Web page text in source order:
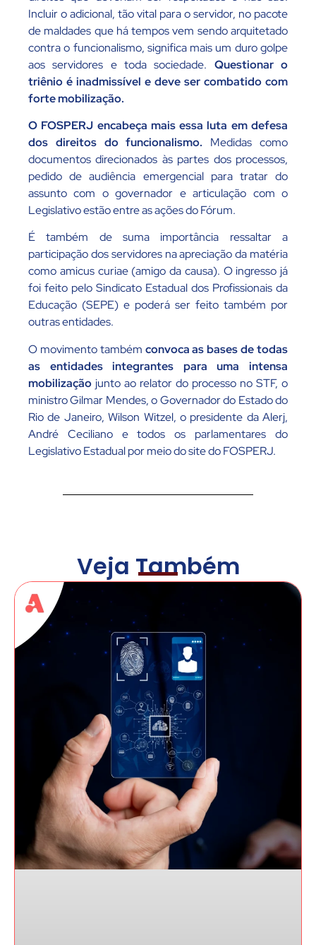
Incluir o adicional, tão vital para o servidor, no pacote
de maldades que há tempos vem sendo arquitetado
contra o funcionalismo, significa mais um duro golpe
aos servidores e toda sociedade. Questionar o
triênio é inadmissível e deve ser combatido com
forte mobilização.
O FOSPERJ encabeça mais essa luta em defesa
dos direitos do funcionalismo. Medidas como
documentos direcionados às partes dos processos,
pedido de audiência emergencial para tratar do
assunto com o governador e articulação com o
Legislativo estão entre as ações do Fórum.
É também de suma importância ressaltar a
participação dos servidores na apreciação da matéria
como amicus curiae (amigo da causa). O ingresso já
foi feito pelo Sindicato Estadual dos Profissionais da
Educação (SEPE) e poderá ser feito também por
outras entidades.
O movimento também convoca as bases de todas
as entidades integrantes para uma intensa
mobilização junto ao relator do processo no STF, o
ministro Gilmar Mendes, o Governador do Estado do
Rio de Janeiro, Wilson Witzel, o presidente da Alerj,
André Ceciliano e todos os parlamentares do
Legislativo Estadual por meio do site do FOSPERJ.
Veja Também